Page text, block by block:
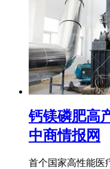
钙镁磷肥高
中商情报网
首个国家高性能医